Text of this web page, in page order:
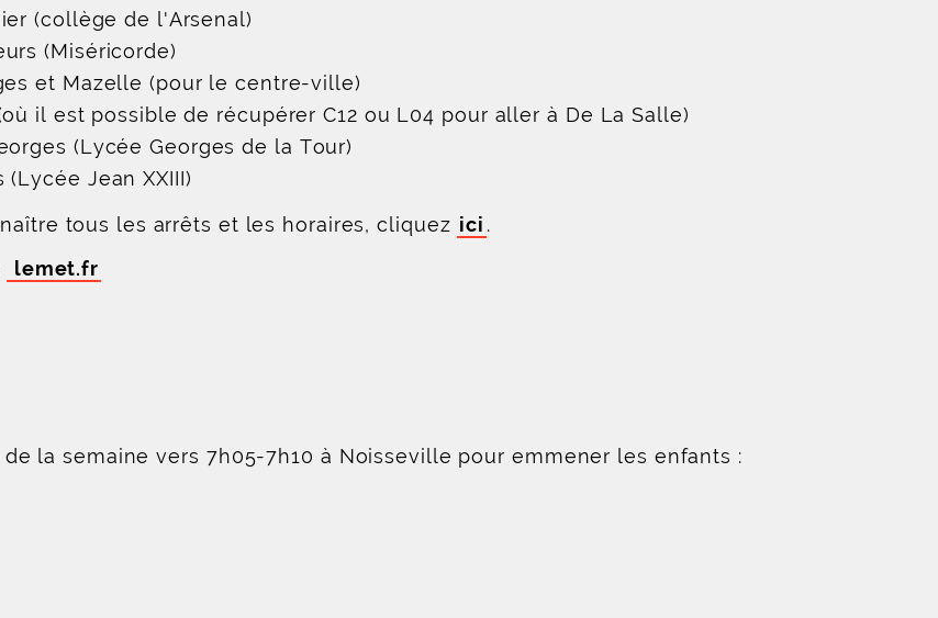
(collège de l'Arsenal)
(Miséricorde)
et Mazelle (pour le centre-ville)
il est possible de récupérer C12 ou L04 pour aller à De La Salle)
(Lycée Georges de la Tour)
(Lycée Jean XXIII)
tous les arrêts et les horaires, cliquez ici .
lemet.fr
la semaine vers 7h05-7h10 à Noisseville pour emmener les enfants :